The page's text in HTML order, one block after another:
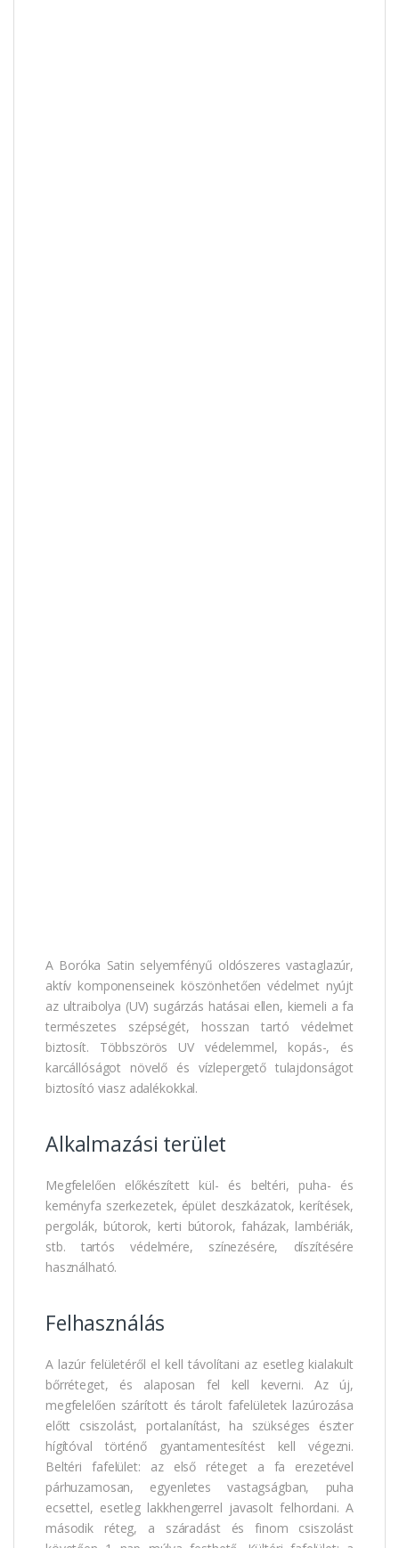
A Boróka Satin selyemfényű oldószeres vastaglazúr,
aktív komponenseinek köszönhetően védelmet nyújt
az ultraibolya (UV) sugárzás hatásai ellen, kiemeli a fa
természetes szépségét, hosszan tartó védelmet
biztosít. Többszörös UV védelemmel, kopás-, és
karcállóságot növelő és vízlepergető tulajdonságot
biztosító viasz adalékokkal.
Alkalmazási terület
Megfelelően előkészített kül- és beltéri, puha- és
keményfa szerkezetek, épület deszkázatok, kerítések,
pergolák, bútorok, kerti bútorok, faházak, lambériák,
stb. tartós védelmére, színezésére, díszítésére
használható.
Felhasználás
A lazúr felületéről el kell távolítani az esetleg kialakult
bőrréteget, és alaposan fel kell keverni. Az új,
megfelelően szárított és tárolt fafelületek lazúrozása
előtt csiszolást, portalanítást, ha szükséges észter
hígítóval történő gyantamentesítést kell végezni.
Beltéri fafelület: az első réteget a fa erezetével
párhuzamosan, egyenletes vastagságban, puha
ecsettel, esetleg lakkhengerrel javasolt felhordani. A
második réteg, a száradást és finom csiszolást